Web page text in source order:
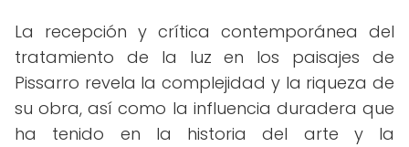
La recepción y crítica contemporánea del
tratamiento de la luz en los paisajes de
Pissarro revela la complejidad y la riqueza de
su obra, así como la influencia duradera que
ha tenido en la historia del arte y la